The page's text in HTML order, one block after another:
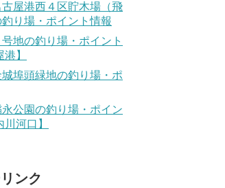
古屋港西４区貯木場（飛
り場・ポイント情報
号地の釣り場・ポイント
】
城埠頭緑地の釣り場・ポ
永公園の釣り場・ポイン
川河口】
ンク